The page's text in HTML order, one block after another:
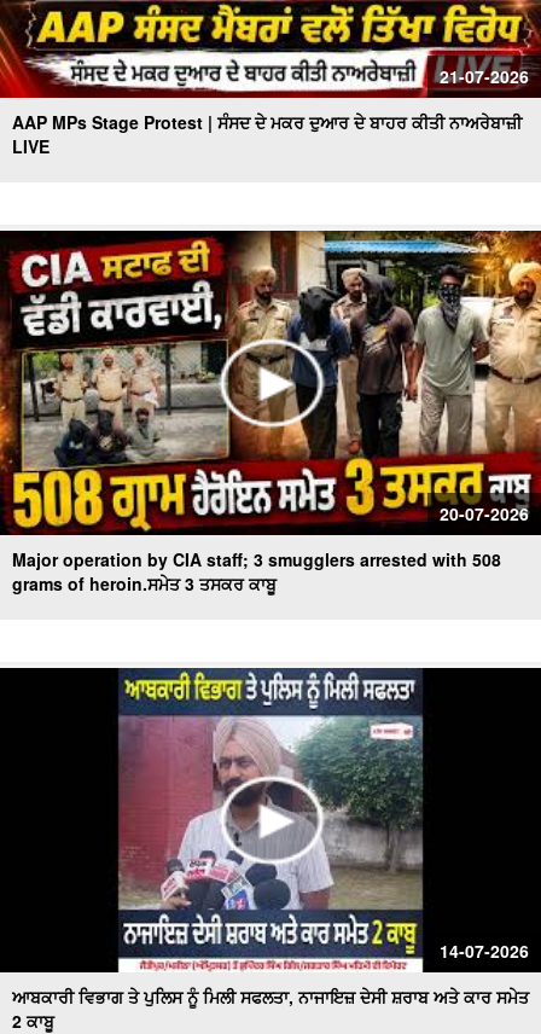
21-07-2026
AAP MPs Stage Protest | ਸੰਸਦ ਦੇ ਮਕਰ ਦੁਆਰ ਦੇ ਬਾਹਰ ਕੀਤੀ ਨਾਅਰੇਬਾਜ਼ੀ
LIVE
20-07-2026
Major operation by CIA staff; 3 smugglers arrested with 508
grams of heroin.ਸਮੇਤ 3 ਤਸਕਰ ਕਾਬੂ
14-07-2026
ਆਬਕਾਰੀ ਵਿਭਾਗ ਤੇ ਪੁਲਿਸ ਨੂੰ ਮਿਲੀ ਸਫਲਤਾ, ਨਾਜਾਇਜ਼ ਦੇਸੀ ਸ਼ਰਾਬ ਅਤੇ ਕਾਰ ਸਮੇਤ
2 ਕਾਬੂ